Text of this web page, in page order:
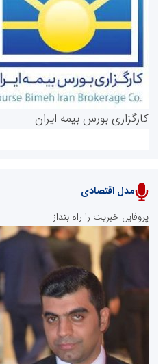
روابط عمومی خبرگزاری گزارش خبر
پایگاه خبری نهضت ملی مسکن
کارگزاری بورس بیمه ایران
سازمان بورس و اوراق بهادار
مرجع اخبار موثق در بازارسرمایه
مدل اقتصادی
پروفایل خبریت را راه بنداز